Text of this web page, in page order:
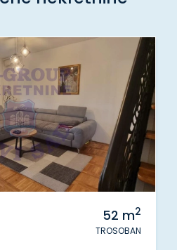
52 m2
TROSOBAN